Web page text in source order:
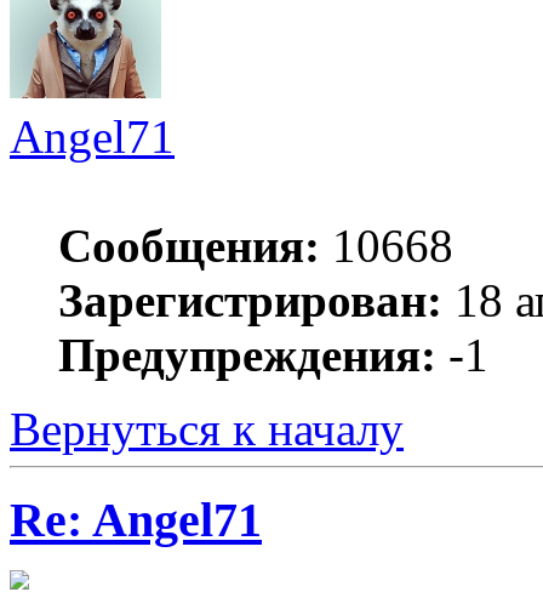
Angel71
Сообщения: 10668
Зарегистрирован: 18
Предупреждения: -1
Вернуться к началу
Re: Angel71